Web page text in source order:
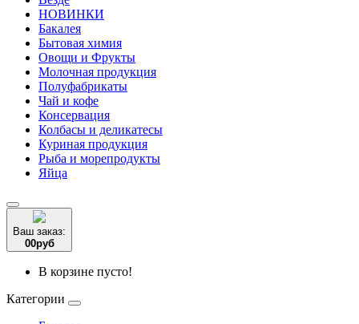
НОВИНКИ
Бакалея
Бытовая химия
Овощи и Фрукты
Молочная продукция
Полуфабрикаты
Чай и кофе
Консервация
Колбасы и деликатесы
Куриная продукция
Рыба и морепродукты
Яйца
Ваш заказ:
00руб
В корзине пусто!
Категории